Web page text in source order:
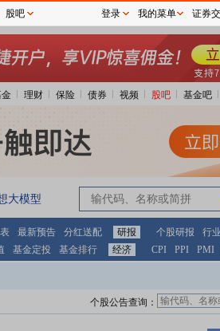
理财 保险 债券 视频 股吧 基金吧
大模型
最新预告 分红送配 研报 个股研报 行
基金定投 基金排行 经济 CPI PPI PMI
个股公告查询：
股吧 登录 我的菜单 证券